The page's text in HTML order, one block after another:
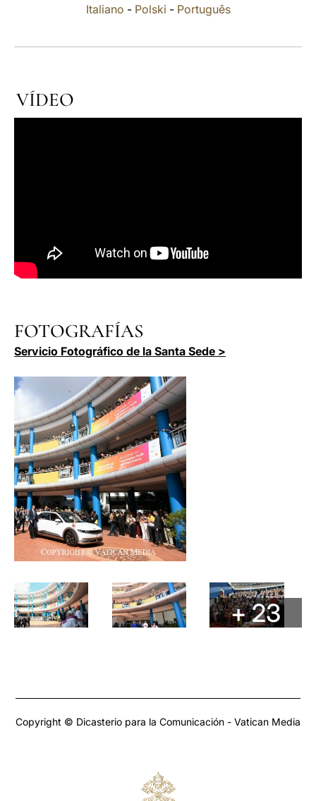
Italiano - Polski - Português
VÍDEO
FOTOGRAFÍAS
Servicio Fotográfico de la Santa Sede >
+ 23
Copyright © Dicasterio para la Comunicación - Vatican Media